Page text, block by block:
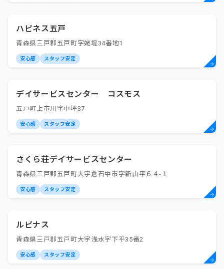
ハピネス五戸
青森県三戸郡五戸町字姥堤34番地1
安心感 スタッフ安定
デイサービスセンター コスモス
五戸町上市川字中坪37
安心感 スタッフ安定
さくら荘デイサービスセンター
青森県三戸郡五戸町大字倉石中市字新山平６４-１
安心感 スタッフ安定
ルピナス
青森県三戸郡五戸町大字浅水字下平35番2
安心感 スタッフ安定